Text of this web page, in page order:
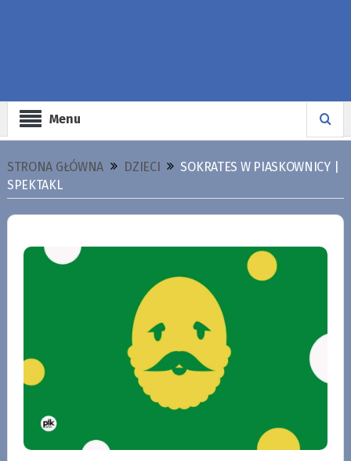
Menu
STRONA GŁÓWNA DZIECI
SOKRATES W PIASKOWNICY |
SPEKTAKL